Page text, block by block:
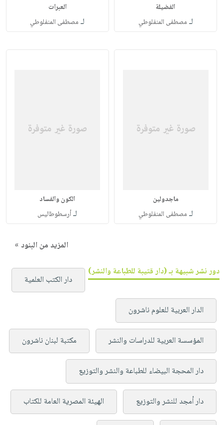
الفضيلة
لـ مصطفى المنفلوطي
العبرات
لـ مصطفى المنفلوطي
ماجدولين
لـ مصطفى المنفلوطي
الكون والفساد
لـأرسطوطاليس
المزيد من البنود »
دور نشر شبيهة بـ (دار قتيبة للطباعة والنشر)
دار الكتب العلمية
الدار العربية للعلوم ناشرون
المؤسسة العربية للدراسات والنشر مكتبة لبنان ناشرون
دار المحجة البيضاء للطباعة والنشر والتوزيع
دار أمجد للنشر والتوزيع الهيئة المصرية العامة للكتاب